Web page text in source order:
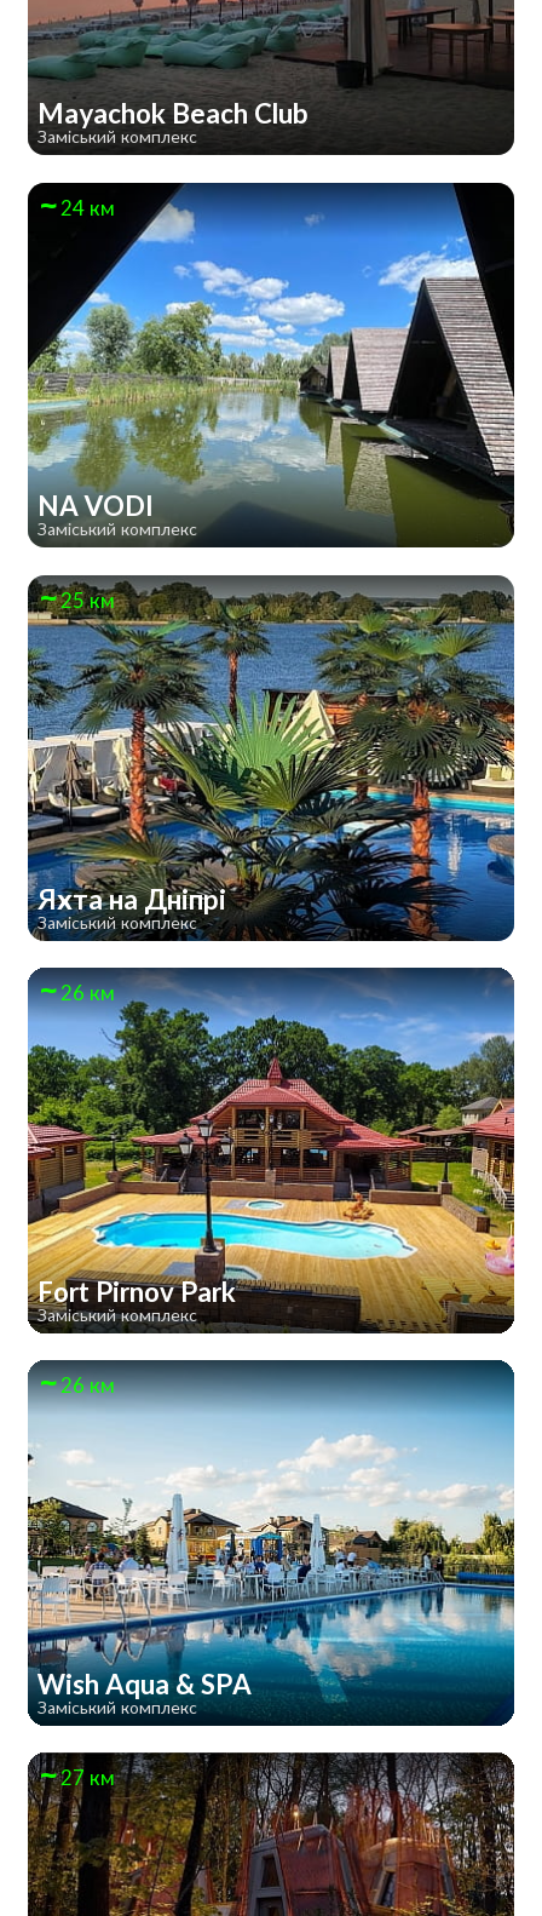
Mayachok Beach Club
Заміський комплекс
24 км
NA VODI
Заміський комплекс
25 км
Яхта на Дніпрі
Заміський комплекс
26 км
Fort Pirnov Park
Заміський комплекс
26 км
Wish Aqua & SPA
Заміський комплекс
27 км